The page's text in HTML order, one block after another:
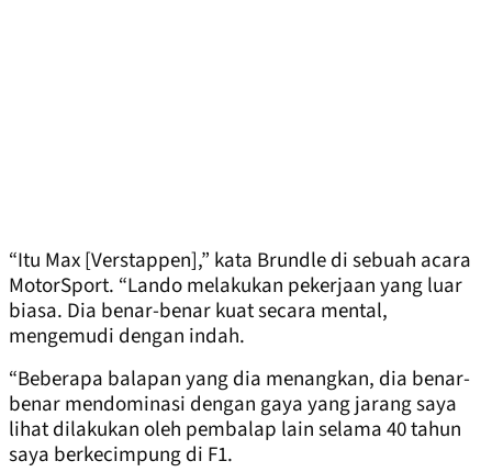
“Itu Max [Verstappen],” kata Brundle di sebuah acara
MotorSport. “Lando melakukan pekerjaan yang luar
biasa. Dia benar-benar kuat secara mental,
mengemudi dengan indah.
“Beberapa balapan yang dia menangkan, dia benar-
benar mendominasi dengan gaya yang jarang saya
lihat dilakukan oleh pembalap lain selama 40 tahun
saya berkecimpung di F1.